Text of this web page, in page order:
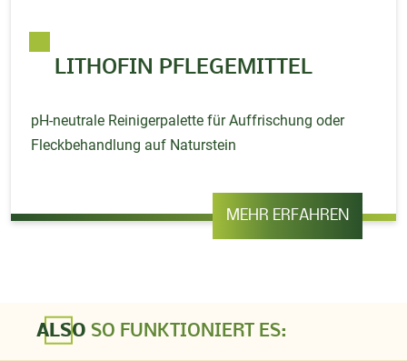
LITHOFIN PFLEGEMITTEL
pH-neutrale Reinigerpalette für Auffrischung oder
Fleckbehandlung auf Naturstein
MEHR ERFAHREN
ALSO SO FUNKTIONIERT ES: